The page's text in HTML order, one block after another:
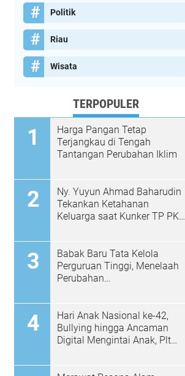
Politik
Riau
Wisata
TERPOPULER
Harga Pangan Tetap
Terjangkau di Tengah
Tantangan Perubahan Iklim
Ny. Yuyun Ahmad Baharudin
Tekankan Ketahanan
Keluarga saat Kunker TP PKK
Babak Baru Tata Kelola
Perguruan Tinggi, Menelaah
Perubahan
Hari Anak Nasional ke-42,
Bullying hingga Ancaman
Digital Mengintai Anak, Plt